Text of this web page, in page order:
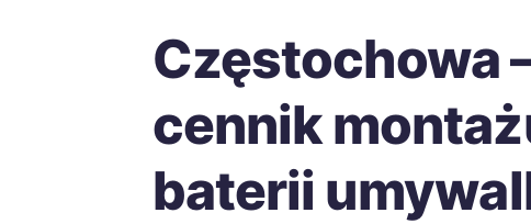
Częstochowa
cennik
baterii